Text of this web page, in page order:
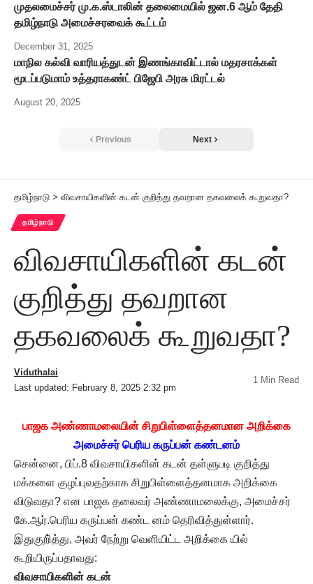
முதலமைச்சர் மு.க.ஸ்டாலின் தலைமையில் ஜன.6 ஆம் தேதி
தமிழ்நாடு அமைச்சரவைக் கூட்டம்
December 31, 2025
மாநில கல்வி வாரியத்துடன் இணங்காவிட்டால் மதரசாக்கள்
மூடப்படுமாம் உத்தராகண்ட் பிஜேபி அரசு மிரட்டல்
August 20, 2025
Previous Next
தமிழ்நாடு > விவசாயிகளின் கடன் குறித்து தவறான தகவலைக் கூறுவதா?
தமிழ்நாடு
விவசாயிகளின் கடன்
குறித்து தவறான
தகவலைக் கூறுவதா?
Last updated: February 8, 2025 2:32 pm
Viduthalai
1 Min Read
பாஜக அண்ணாமலையின் சிறுபிள்ளைத்தனமான அறிக்கை
அமைச்சர் பெரிய கருப்பன் கண்டனம்
சென்னை, பிப்.8 விவசாயிகளின் கடன் தள்ளுபடி குறித்து
மக்களை குழப்புவதற்காக சிறுபிள்ளைத்தனமாக அறிக்கை
விடுவதா? என பாஜக தலைவர் அண்ணாமலைக்கு, அமைச்சர்
கே.ஆர்.பெரிய கருப்பன் கண்ட னம் தெரிவித்துள்ளார்.
இதுகுறி்த்து, அவர் நேற்று வெளியிட்ட அறிக்கை யில்
கூறியிருப்பதாவது:
விவசாயிகளின் கடன்